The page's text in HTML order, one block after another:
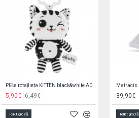
G/v komplekts SWEET SAFARI K-2P135 (sega,spilvens)
23,90€
Ielikt grozā
5,50€
Ielikt grozā